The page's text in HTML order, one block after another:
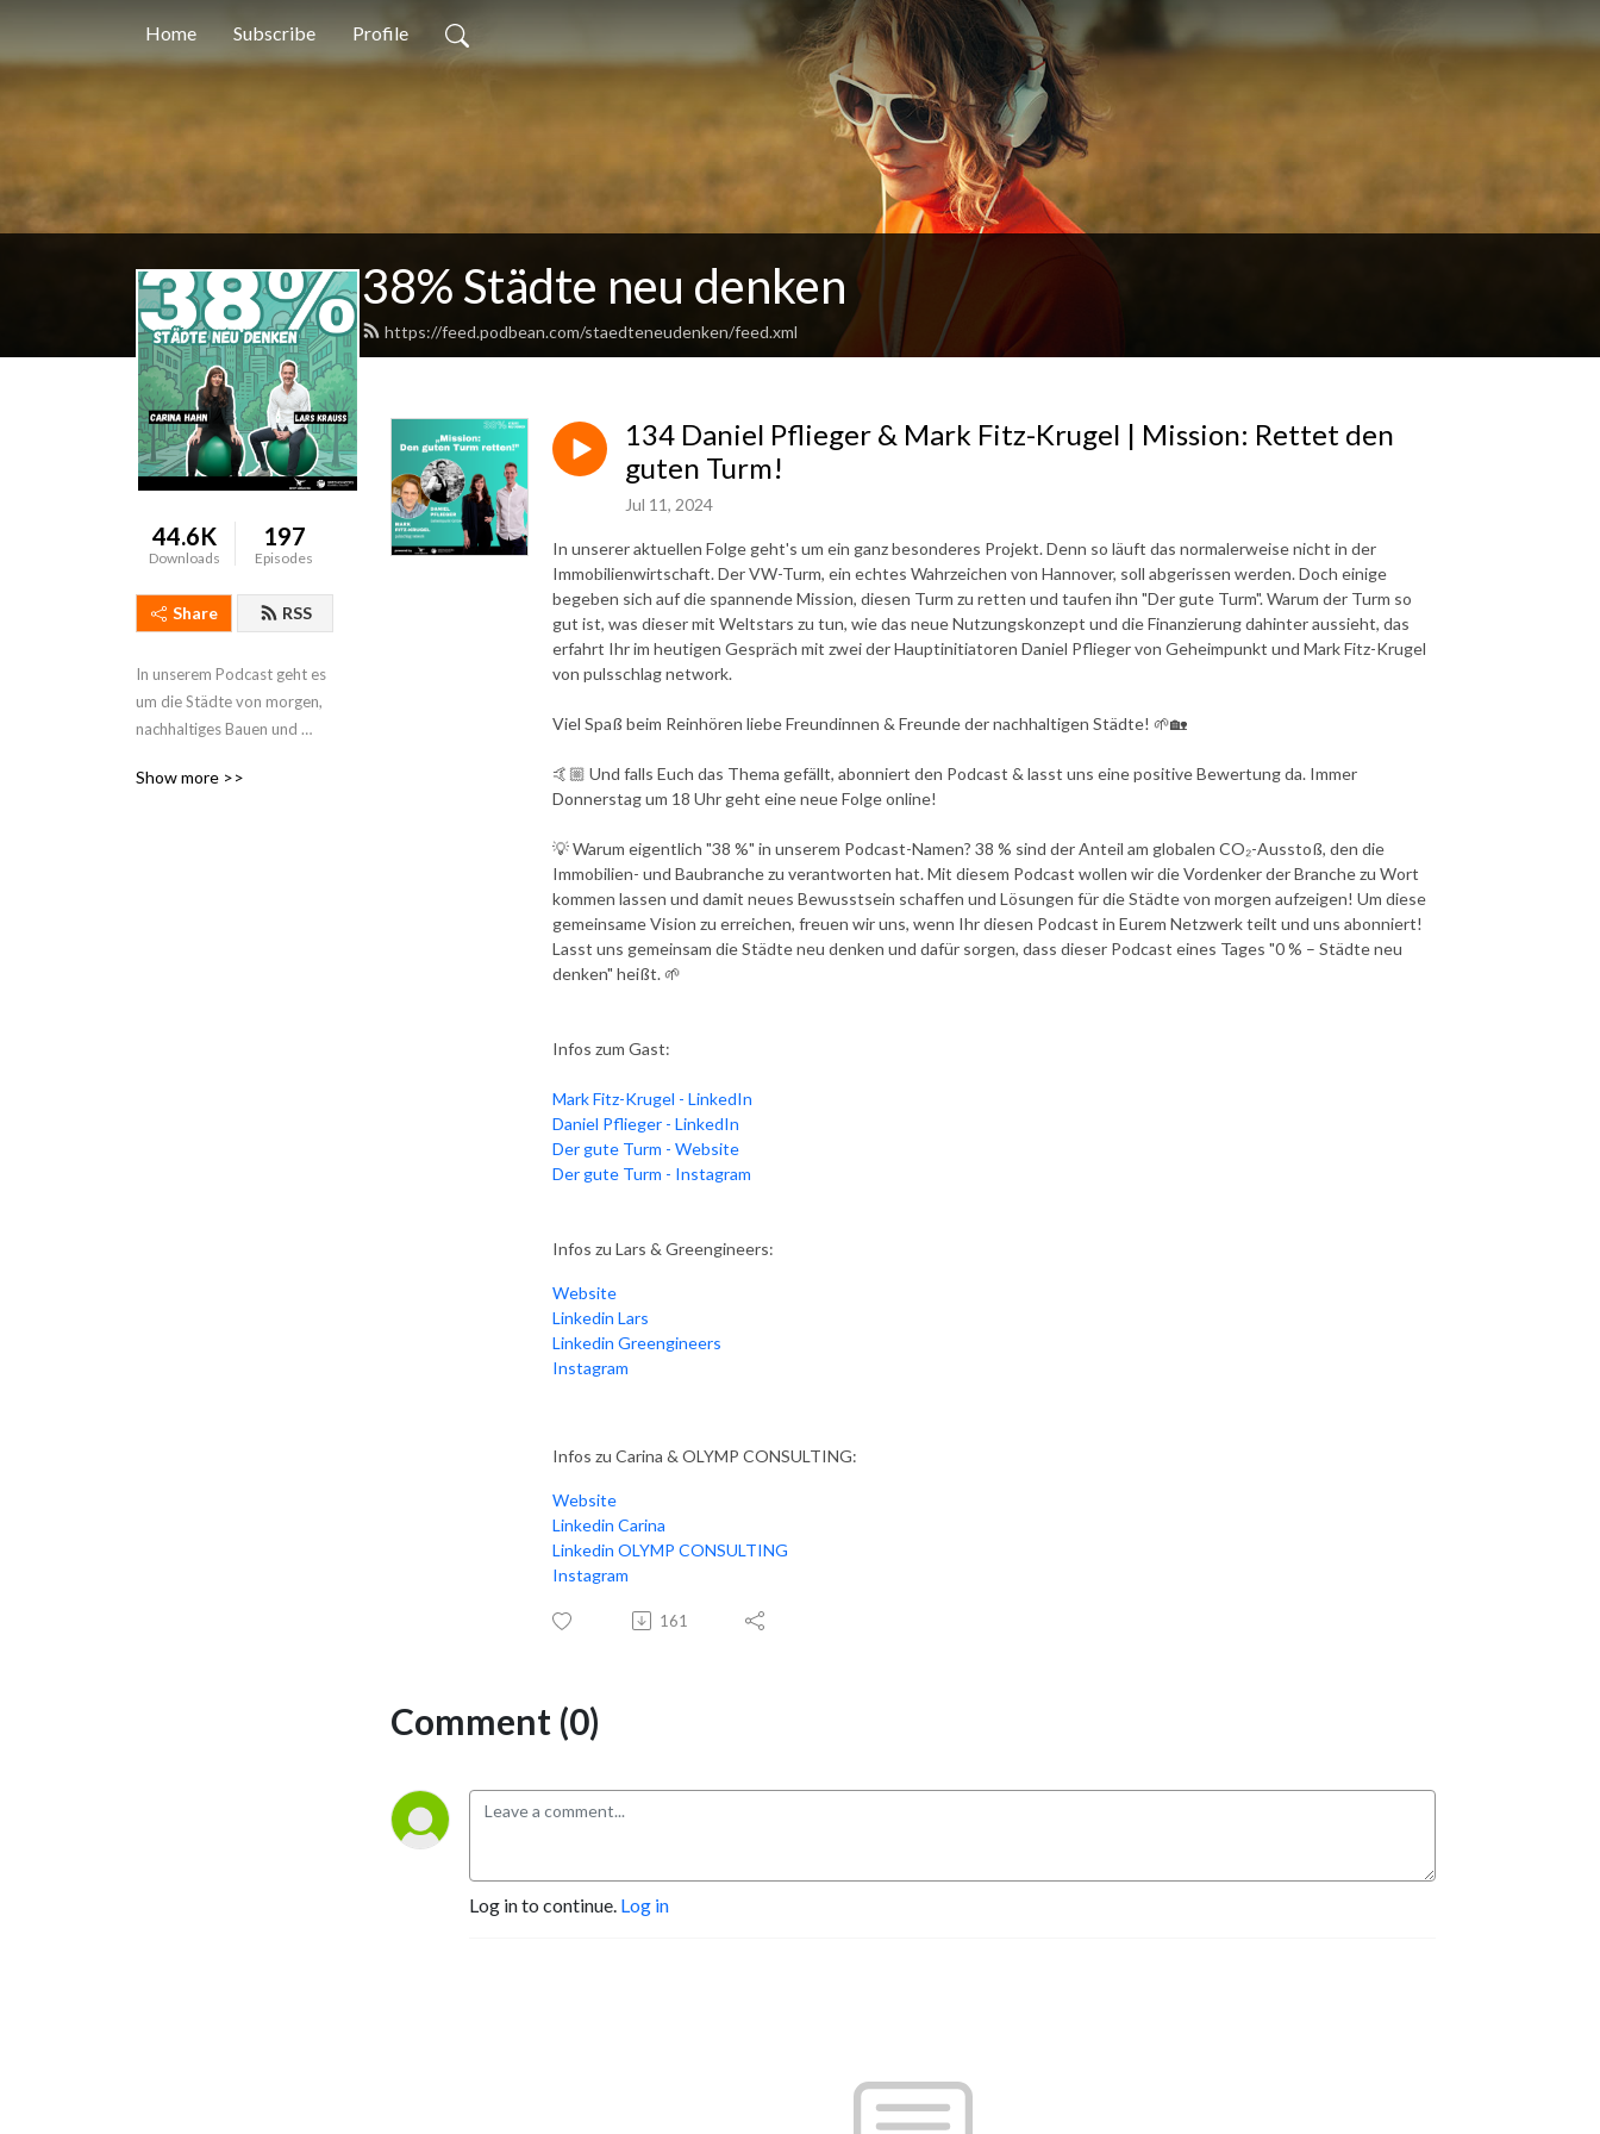
Home Subscribe Profile
38% Städte neu denken
https://feed.podbean.com/staedteneudenken/feed.xml
44.6K
Downloads
197
Episodes
Share RSS
In unserem Podcast geht es
um die Städte von morgen,
nachhaltiges Bauen und
werden mit verschiedenen
Show more >>
134 Daniel Pflieger & Mark Fitz-Krugel | Mission: Rettet den
guten Turm!
Jul 11, 2024
In unserer aktuellen Folge geht's um ein ganz besonderes Projekt. Denn so läuft das normalerweise nicht in der
Immobilienwirtschaft. Der VW-Turm, ein echtes Wahrzeichen von Hannover, soll abgerissen werden. Doch einige
begeben sich auf die spannende Mission, diesen Turm zu retten und taufen ihn "Der gute Turm". Warum der Turm so
gut ist, was dieser mit Weltstars zu tun, wie das neue Nutzungskonzept und die Finanzierung dahinter aussieht, das
erfahrt Ihr im heutigen Gespräch mit zwei der Hauptinitiatoren Daniel Pflieger von Geheimpunkt und Mark Fitz-Krugel
von pulsschlag network.
Viel Spaß beim Reinhören liebe Freundinnen & Freunde der nachhaltigen Städte! 🌱🏡
🤙🏼 Und falls Euch das Thema gefällt, abonniert den Podcast & lasst uns eine positive Bewertung da. Immer
Donnerstag um 18 Uhr geht eine neue Folge online!
💡 Warum eigentlich "38 %" in unserem Podcast-Namen? 38 % sind der Anteil am globalen CO₂-Ausstoß, den die
Immobilien- und Baubranche zu verantworten hat. Mit diesem Podcast wollen wir die Vordenker der Branche zu Wort
kommen lassen und damit neues Bewusstsein schaffen und Lösungen für die Städte von morgen aufzeigen! Um diese
gemeinsame Vision zu erreichen, freuen wir uns, wenn Ihr diesen Podcast in Eurem Netzwerk teilt und uns abonniert!
Lasst uns gemeinsam die Städte neu denken und dafür sorgen, dass dieser Podcast eines Tages "0 % – Städte neu
denken" heißt. 🌱
Infos zum Gast:
Mark Fitz-Krugel - LinkedIn
Daniel Pflieger - LinkedIn
Der gute Turm - Website
Der gute Turm - Instagram
Infos zu Lars & Greengineers:
Website
Linkedin Lars
Linkedin Greengineers
Instagram
Infos zu Carina & OLYMP CONSULTING:
Website
Linkedin Carina
Linkedin OLYMP CONSULTING
Instagram
161
Comment (0)
Log in to continue. Log in